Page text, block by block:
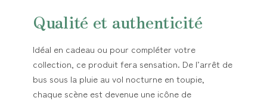
Qualité et authenticité
Idéal en cadeau ou pour compléter votre
collection, ce produit fera sensation. De l’arrêt de
bus sous la pluie au vol nocturne en toupie,
chaque scène est devenue une icône de